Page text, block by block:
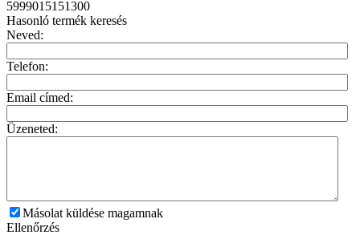
5999015151300
Hasonló termék keresés
Neved:
Telefon:
Email címed:
Üzeneted:
Másolat küldése magamnak
Ellenőrzés